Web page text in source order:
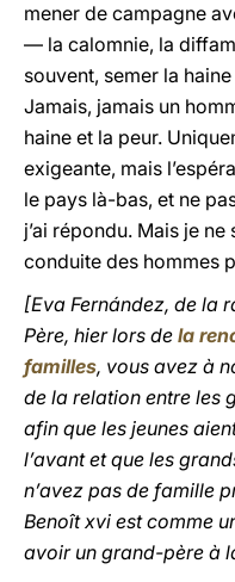
mener de campagne
— la calomnie, la
souvent, semer la
Jamais, jamais un
haine et la peur.
exigeante, mais
le pays là-bas, et ne
j’ai répondu. Mais je
conduite des hommes
[Eva Fernández, de la
Père, hier lors de la
familles, vous avez à
de la relation entre les
afin que les jeunes
l’avant et que les
n’avez pas de famille
Benoît xvi est comme
avoir un grand-père à